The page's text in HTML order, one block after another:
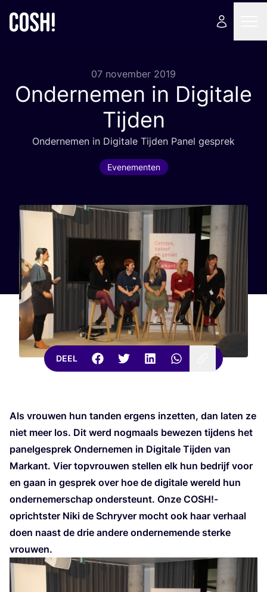
07 november 2019
Ondernemen in Digitale
Tijden
Onder­ne­men in Digi­ta­le Tij­den Panel gesprek
Evenementen
DEEL
Als vrou­wen hun tan­den ergens inzet­ten, dan laten ze
niet meer los. Dit werd nog­maals bewe­zen tij­dens het
panel­ge­sprek Onder­ne­men in Digi­ta­le Tij­den van
Mar­kant. Vier top­vrou­wen stel­len elk hun bedrijf voor
en gaan in gesprek over hoe de digi­ta­le wereld hun
onder­ne­mer­schap onder­steunt. Onze COSH!-
oprichtster Niki de Schry­ver mocht ook haar ver­haal
doen naast de drie ande­re onder­ne­men­de ster­ke
vrouwen.